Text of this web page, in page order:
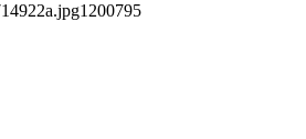
1200795